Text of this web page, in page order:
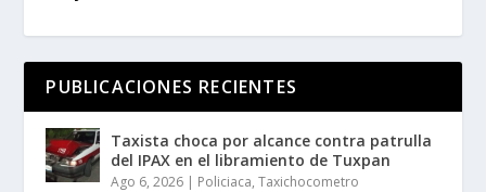
PUBLICACIONES RECIENTES
Taxista choca por alcance contra patrulla
del IPAX en el libramiento de Tuxpan
Ago 6, 2026 | Policiaca,Taxichocometro